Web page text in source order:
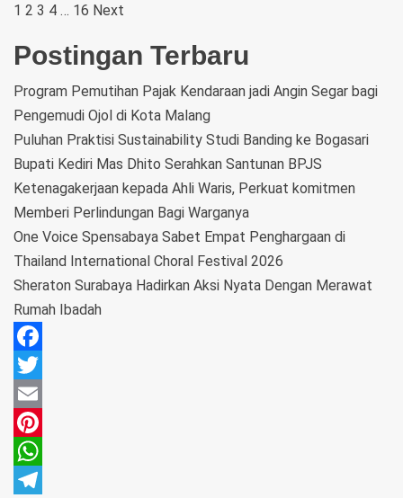
1 2 3 4 … 16 Next
Postingan Terbaru
Program Pemutihan Pajak Kendaraan jadi Angin Segar bagi
Pengemudi Ojol di Kota Malang
Puluhan Praktisi Sustainability Studi Banding ke Bogasari
Bupati Kediri Mas Dhito Serahkan Santunan BPJS
Ketenagakerjaan kepada Ahli Waris, Perkuat komitmen
Memberi Perlindungan Bagi Warganya
One Voice Spensabaya Sabet Empat Penghargaan di
Thailand International Choral Festival 2026
Sheraton Surabaya Hadirkan Aksi Nyata Dengan Merawat
Rumah Ibadah
Facebook
Twitter
Email
Pinterest
WhatsApp